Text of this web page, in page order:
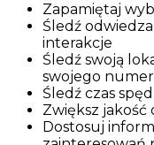
Zapamiętaj
Śledź
interakcje
Śledź swoją
swojego
Śledź czas
Zwiększ
Dostosuj